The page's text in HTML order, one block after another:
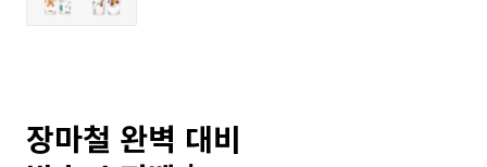
장마철 완벽 대비